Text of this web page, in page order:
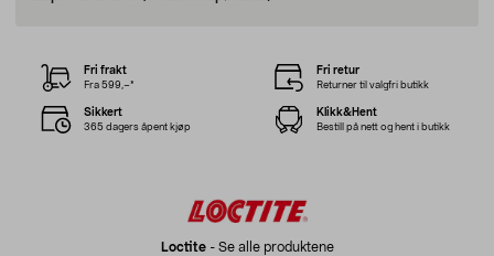
Loctite- Se alle produktene
Fri frakt
Fra 599,–*
Fri retur
Returner til valgfri butikk
Sikkert
365 dagers åpent kjøp
Klikk&Hent
Bestill på nett og hent i butikk